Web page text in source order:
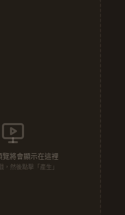
覽將會顯示在這裡
，然後點擊「產生」